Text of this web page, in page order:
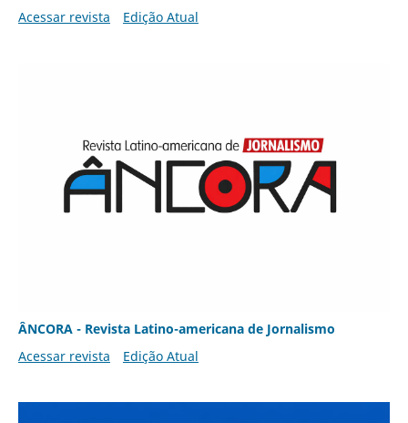
Acessar revista
Edição Atual
ÂNCORA - Revista Latino-americana de Jornalismo
Acessar revista
Edição Atual